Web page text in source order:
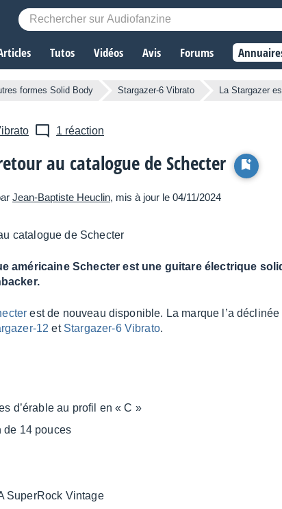
Tutos Vidéos Avis Forums
formes Solid Body Stargazer-6 Vibrato La Stargazer
1 réaction
au catalogue de Schecter
Jean-Baptiste Heuclin, mis à jour le 04/11/2024
américaine Schecter est une guitare électrique
est de nouveau dispo­nible. La marque l’a
12 et Star­ga­zer-6 Vibrato.
d’érable au profil en « C »
de 14 pouces
Super­Rock Vintage